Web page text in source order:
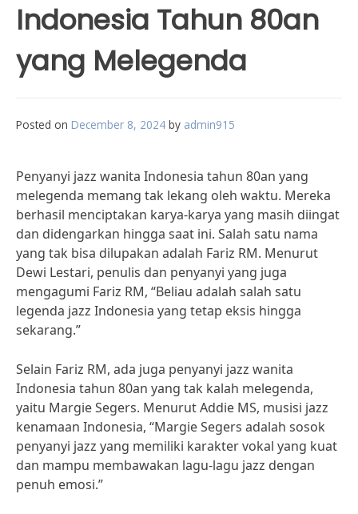
Indonesia Tahun 80an
yang Melegenda
Posted on December 8, 2024 by admin915
Penyanyi jazz wanita Indonesia tahun 80an yang
melegenda memang tak lekang oleh waktu. Mereka
berhasil menciptakan karya-karya yang masih diingat
dan didengarkan hingga saat ini. Salah satu nama
yang tak bisa dilupakan adalah Fariz RM. Menurut
Dewi Lestari, penulis dan penyanyi yang juga
mengagumi Fariz RM, “Beliau adalah salah satu
legenda jazz Indonesia yang tetap eksis hingga
sekarang.”
Selain Fariz RM, ada juga penyanyi jazz wanita
Indonesia tahun 80an yang tak kalah melegenda,
yaitu Margie Segers. Menurut Addie MS, musisi jazz
kenamaan Indonesia, “Margie Segers adalah sosok
penyanyi jazz yang memiliki karakter vokal yang kuat
dan mampu membawakan lagu-lagu jazz dengan
penuh emosi.”